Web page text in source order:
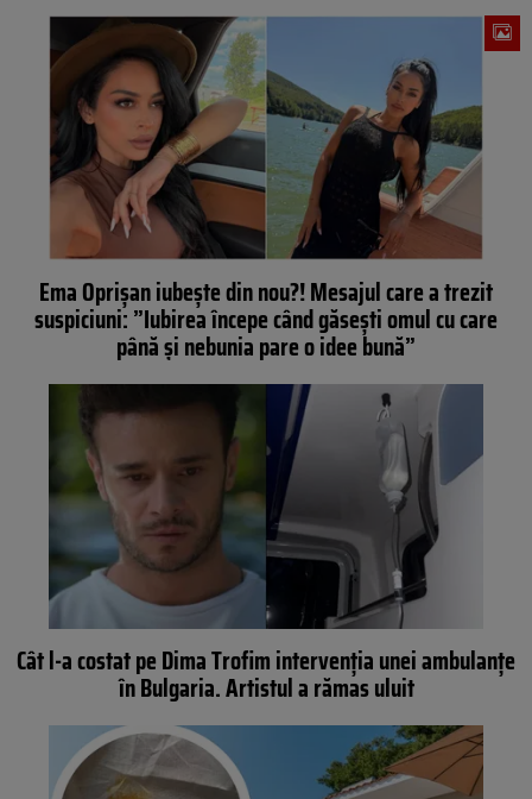
Ema Oprișan iubește din nou?! Mesajul care a trezit
suspiciuni: ”Iubirea începe când găsești omul cu care
până și nebunia pare o idee bună”
Cât l-a costat pe Dima Trofim intervenția unei ambulanțe
în Bulgaria. Artistul a rămas uluit